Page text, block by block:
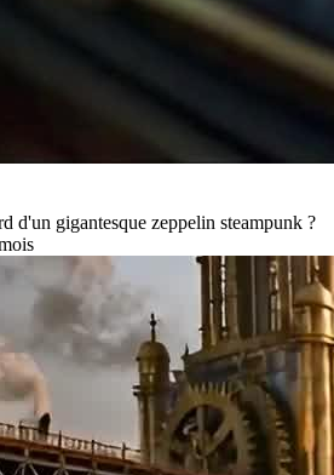
d'un gigantesque zeppelin steampunk ?